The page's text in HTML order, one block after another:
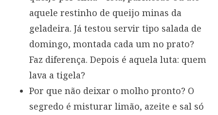
aquele restinho de queijo minas da
geladeira. Já testou servir tipo salada de
domingo, montada cada um no prato?
Faz diferença. Depois é aquela luta: quem
lava a tigela?
Por que não deixar o molho pronto? O
segredo é misturar limão, azeite e sal só